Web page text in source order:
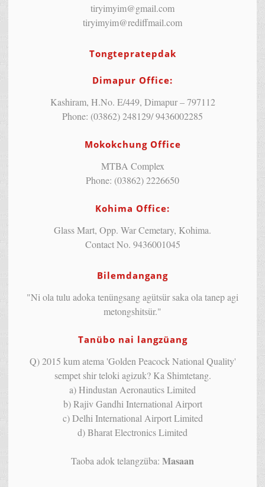
tiryimyim@gmail.com
tiryimyim@rediffmail.com
Tongtepratepdak
Dimapur Office:
Kashiram, H.No. E/449, Dimapur – 797112
Phone: (03862) 248129/ 9436002285
Mokokchung Office
MTBA Complex
Phone: (03862) 2226650
Kohima Office:
Glass Mart, Opp. War Cemetary, Kohima.
Contact No. 9436001045
Bilemdangang
"Ni ola tulu adoka tenüngsang agütsür saka ola tanep agi
metongshitsür."
Tanübo nai langzüang
Q) 2015 kum atema 'Golden Peacock National Quality'
sempet shir teloki agizuk? Ka Shimtetang.
a) Hindustan Aeronautics Limited
b) Rajiv Gandhi International Airport
c) Delhi International Airport Limited
d) Bharat Electronics Limited
Taoba adok telangzüba: Masaan